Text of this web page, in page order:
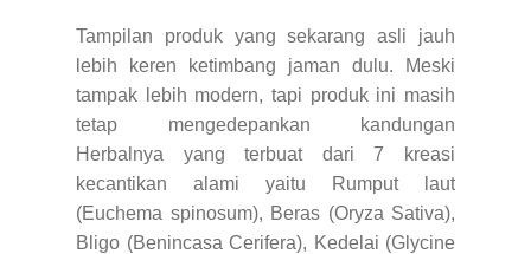
Tampilan produk yang sekarang asli jauh
lebih keren ketimbang jaman dulu. Meski
tampak lebih modern, tapi produk ini masih
tetap mengedepankan kandungan
Herbalnya yang terbuat dari 7 kreasi
kecantikan alami yaitu Rumput laut
(Euchema spinosum), Beras (Oryza Sativa),
Bligo (Benincasa Cerifera), Kedelai (Glycine